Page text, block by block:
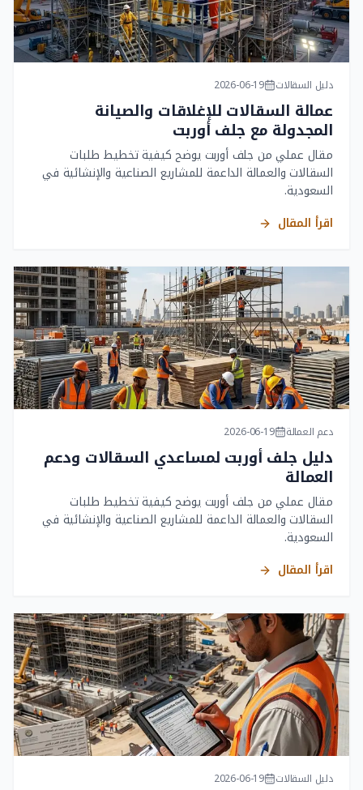
دليل السقالات 2026-06-19
عمالة السقالات للإغلاقات والصيانة
المجدولة مع جلف أوربت
مقال عملي من جلف أوربت يوضح كيفية تخطيط طلبات
السقالات والعمالة الداعمة للمشاريع الصناعية والإنشائية في
السعودية.
اقرأ المقال
دعم العمالة 2026-06-19
دليل جلف أوربت لمساعدي السقالات ودعم
العمالة
مقال عملي من جلف أوربت يوضح كيفية تخطيط طلبات
السقالات والعمالة الداعمة للمشاريع الصناعية والإنشائية في
السعودية.
اقرأ المقال
دليل السقالات 2026-06-19